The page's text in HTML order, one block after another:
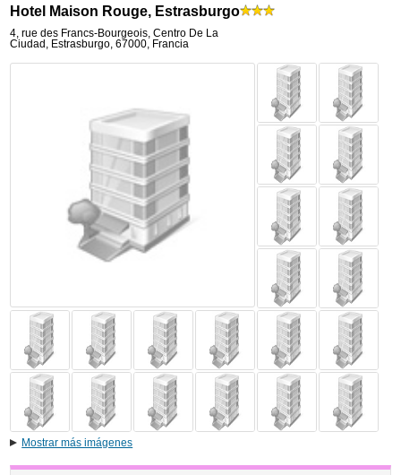
Hotel Maison Rouge, Estrasburgo
4, rue des Francs-Bourgeois,Centro De La
Ciudad, Estrasburgo,67000, Francia
Mostrar más imágenes